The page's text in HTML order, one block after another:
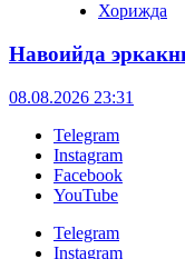
Хорижда
Навоийда
08.08.2026 23:31
Telegram
Instagram
Facebook
YouTube
Telegram
Instagram